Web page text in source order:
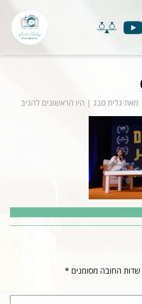
מאת גלית סבג | היו הראשונים להגיב
שדות החובה מסומנים *